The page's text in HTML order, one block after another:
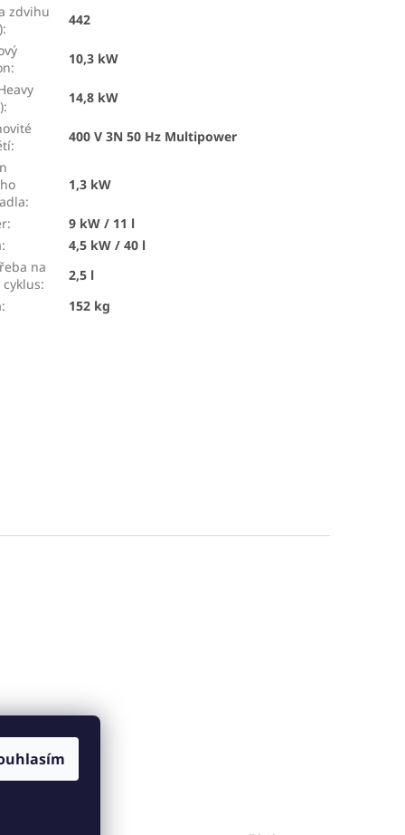
zdvihu
:
442
:
10,3 kW
:
14,8 kW
:
400 V 3N 50 Hz Multipower
:
1,3 kW
:
9 kW / 11 l
:
4,5 kW / 40 l
na
cyklus:
2,5 l
: 152 kg